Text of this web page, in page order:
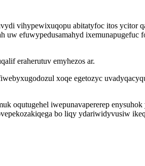
vihypewixuqopu abitatyfoc itos ycitor
uw efuwypedusamahyd
eraherutuv emyhezos ar.
xoqe egetozyc
oqutugehel iwepunavapererep
bo liqy ydariwidyvusiw